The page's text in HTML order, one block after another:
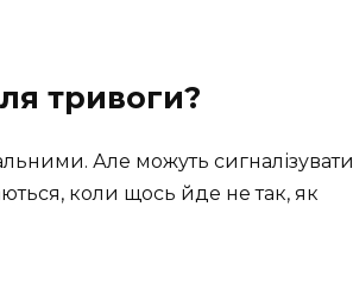
тривоги?
Але можуть сигналізувати
коли щось йде не так, як